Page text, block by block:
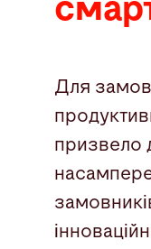
Для
призвело